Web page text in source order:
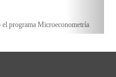
el programa Microeconometría